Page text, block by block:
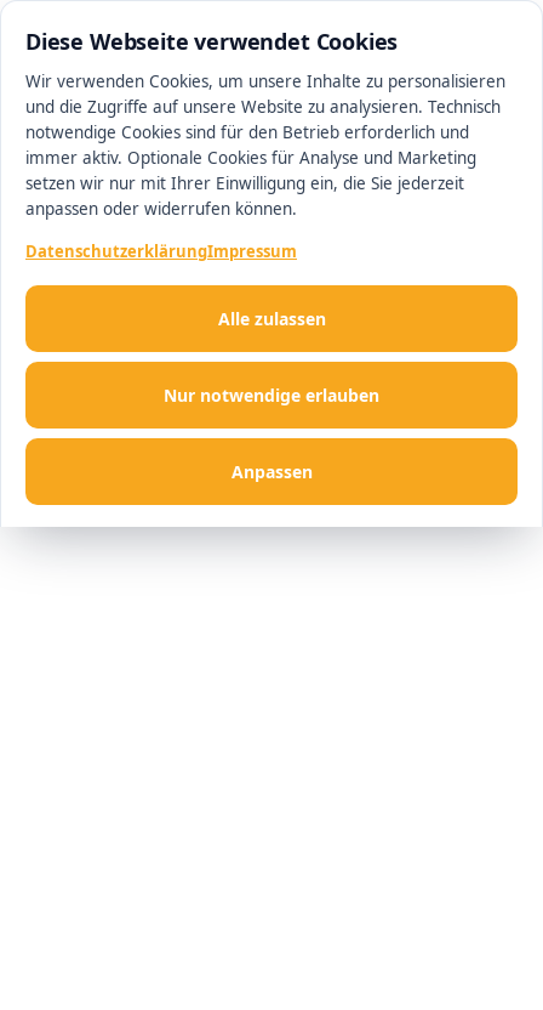
Diese Webseite verwendet Cookies
Wir verwenden Cookies, um unsere Inhalte zu personalisieren
und die Zugriffe auf unsere Website zu analysieren. Technisch
notwendige Cookies sind für den Betrieb erforderlich und
immer aktiv. Optionale Cookies für Analyse und Marketing
setzen wir nur mit Ihrer Einwilligung ein, die Sie jederzeit
anpassen oder widerrufen können.
DatenschutzerklärungImpressum
Nur notwendige erlauben
Anpassen
Alle zulassen